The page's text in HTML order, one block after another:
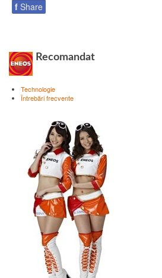
f Share
Recomandat
Technologie
Întrebări frecvente